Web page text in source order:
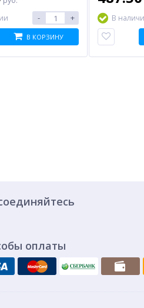
ATTACHE Selection
Black&Bluе, A4, 5
отделений, черно-голубая
260.00
- +
В КОРЗИНУ
В
оплаты